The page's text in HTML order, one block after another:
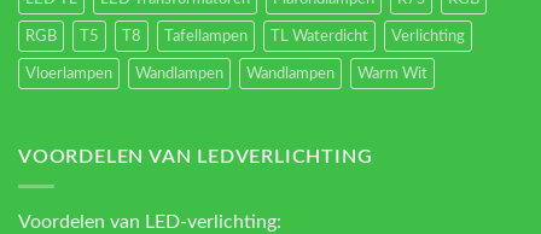
RGB T5 T8 Tafellampen TL Waterdicht Verlichting
Vloerlampen Wandlampen Wandlampen Warm Wit
VOORDELEN VAN LEDVERLICHTING
Voordelen van LED-verlichting: